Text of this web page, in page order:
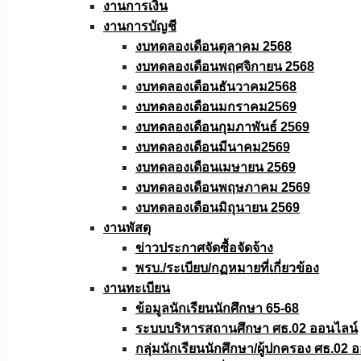
งานการเงิน
งานการบัญชี
งบทดลองเดือนตุลาคม 2568
งบทดลองเดือนพฤศจิกายน 2568
งบทดลองเดือนธันวาคม2568
งบทดลองเดือนมกราคม2569
งบทดลองเดือนกุมภาพันธ์ 2569
งบทดลองเดือนมีนาคม2569
งบทดลองเดือนเมษายน 2569
งบทดลองเดือนพฤษภาคม 2569
งบทดลองเดือนมิถุนายน 2569
งานพัสดุ
ข่าวประกาศจัดซื้อจัดจ้าง
พรบ./ระเบียบ/กฏหมายที่เกี่ยวข้อง
งานทะเบียน
ข้อมูลนักเรียนนักศึกษา 65-68
ระบบบริหารสถานศึกษา ศธ.02 ออนไลน์
กลุ่มนักเรียนนักศึกษา/ผู้ปกครอง ศธ.02